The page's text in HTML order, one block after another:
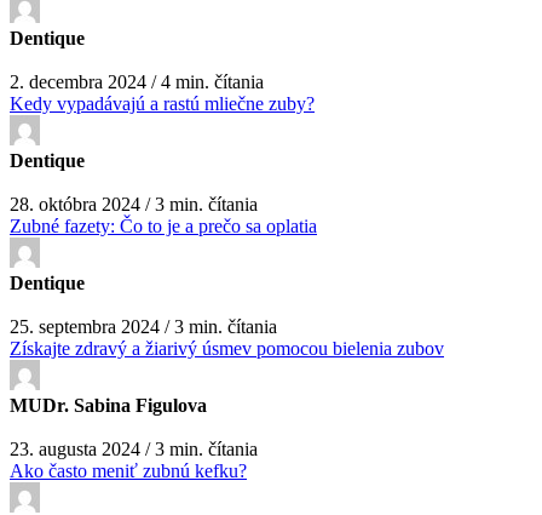
Dentique
2. decembra 2024 / 4 min. čítania
Kedy vypadávajú a rastú mliečne zuby?
Dentique
28. októbra 2024 / 3 min. čítania
Zubné fazety: Čo to je a prečo sa oplatia
Dentique
25. septembra 2024 / 3 min. čítania
Získajte zdravý a žiarivý úsmev pomocou bielenia zubov
MUDr. Sabina Figulova
23. augusta 2024 / 3 min. čítania
Ako často meniť zubnú kefku?